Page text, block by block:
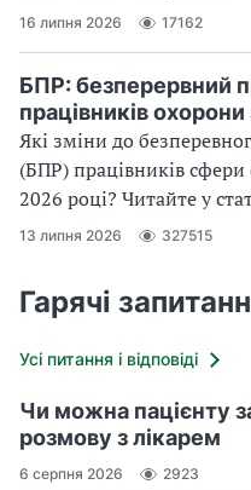
16 липня 2026 17162
БПР: безперервний
працівників охорони
Які зміни до
(БПР) працівників сфери
2026 році? Читайте у
13 липня 2026 327515
Гарячі
Усі питання і відповіді
Чи можна пацієнту
розмову з лікарем
6 серпня 2026 2923